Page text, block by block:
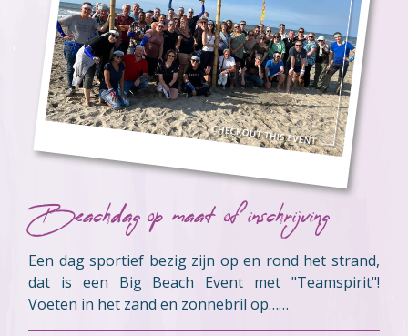
Beachdag op maat of inschrijving
Een dag sportief bezig zijn op en rond het strand,
dat is een Big Beach Event met "Teamspirit"!
Voeten in het zand en zonnebril op……